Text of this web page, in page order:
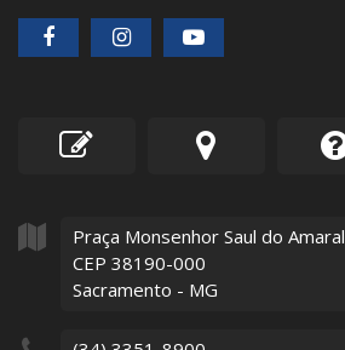
Praça Monsenhor Saul do Amaral
CEP 38190-000
Sacramento - MG